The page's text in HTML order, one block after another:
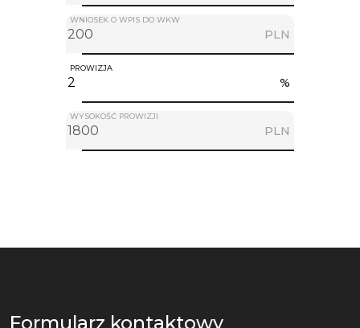
WNIOSEK O WPIS DO WKW
PLN
PROWIZJA
%
WYSOKOŚĆ PROWIZJI
PLN
Formularz kontaktowy